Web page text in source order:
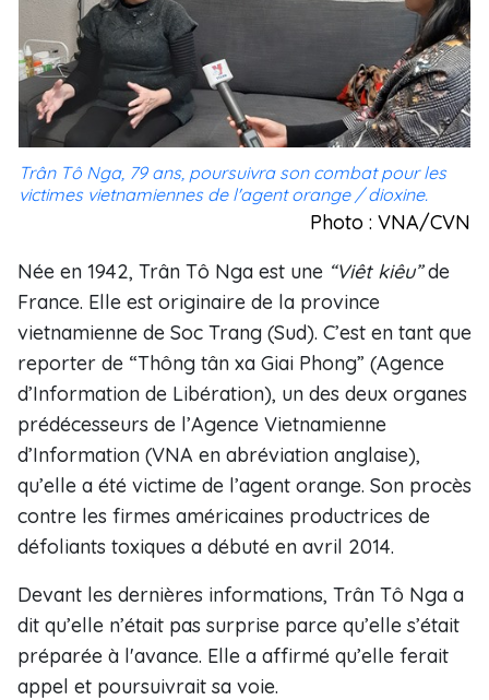
Trân Tô Nga, 79 ans, poursuivra son combat pour les
victimes vietnamiennes de l'agent orange / dioxine.
Photo : VNA/CVN
Née en 1942, Trân Tô Nga est une “Viêt kiêu”de
France. Elle est originaire de la province
vietnamienne de Soc Trang (Sud). C’est en tant que
reporter de “Thông tân xa Giai Phong” (Agence
d’Information de Libération), un des deux organes
prédécesseurs de l’Agence Vietnamienne
d’Information (VNA en abréviation anglaise),
qu’elle a été victime de l’agent orange. Son procès
contre les firmes américaines productrices de
défoliants toxiques a débuté en avril 2014.
Devant les dernières informations, Trân Tô Nga a
dit qu’elle n’était pas surprise parce qu’elle s’était
préparée à l'avance. Elle a affirmé qu’elle ferait
appel et poursuivrait sa voie.